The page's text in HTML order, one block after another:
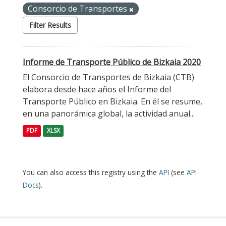
Consorcio de Transportes
Filter Results
Informe de Transporte Público de Bizkaia 2020
El Consorcio de Transportes de Bizkaia (CTB)
elabora desde hace años el Informe del
Transporte Público en Bizkaia. En él se resume,
en una panorámica global, la actividad anual...
PDF XLSX
You can also access this registry using the API (see API
Docs).